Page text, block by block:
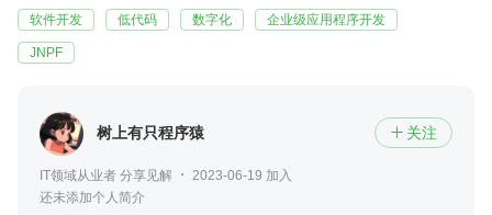
软件开发 低代码 数字化 企业级应用程序开发
JNPF
树上有只程序猿  关注
IT领域从业者 分享见解
2023-06-19 加入
还未添加个人简介